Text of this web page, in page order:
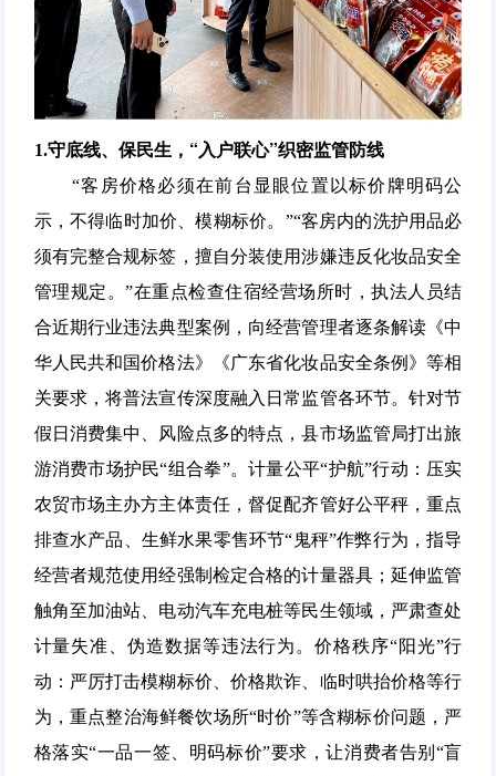
1.守底线、保民生， “入户联心”织密监管防线
“客房价格必须在前台显眼位置以标价牌明码公
示，不得临时加价、模糊标价。”“客房内的洗护用品必
须有完整合规标签，擅自分装使用涉嫌违反化妆品安全
管理规定。”在重点检查住宿经营场所时，执法人员结
合近期行业违法典型案例，向经营管理者逐条解读《中
华人民共和国价格法》《广东省化妆品安全条例》等相
关要求，将普法宣传深度融入日常监管各环节。针对节
假日消费集中、风险点多的特点，县市场监管局打出旅
游消费市场护民“组合拳”。计量公平“护航”行动： 压实
农贸市场主办方主体责任，督促配齐管好公平秤，重点
排查水产品、生鲜水果零售环节“鬼秤”作弊行为，指导
经营者规范使用经强制检定合格的计量器具；延伸监管
触角至加油站、电动汽车充电桩等民生领域，严肃查处
计量失准、伪造数据等违法行为。价格秩序“阳光”行
动： 严厉打击模糊标价、价格欺诈、临时哄抬价格等行
为，重点整治海鲜餐饮场所“时价”等含糊标价问题，严
格落实“一品一签、明码标价”要求，让消费者告别“盲